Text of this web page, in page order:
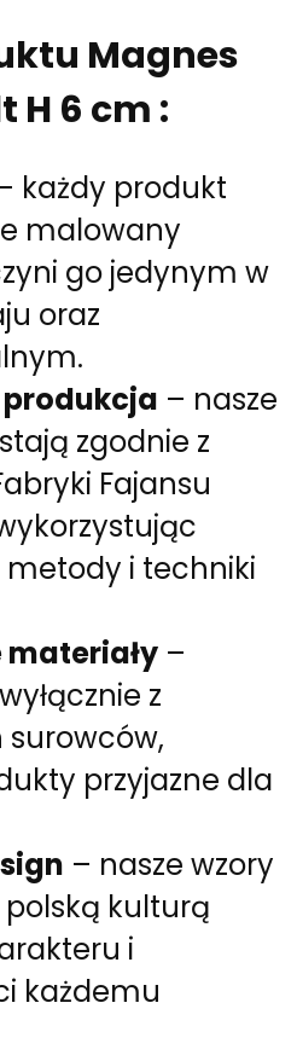
Magnes
H 6 cm :
każdy produkt
malowany
go jedynym w
oraz
– nasze
zgodnie z
Fajansu
i techniki
materiały –
z
przyjazne dla
– nasze wzory
kulturą
i
każdemu